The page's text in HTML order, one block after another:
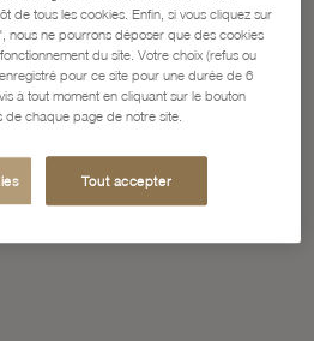
de tous les cookies. Enfin, si vous cliquez sur
nous ne pourrons déposer que des cookies
du site. Votre choix (refus ou
pour ce site pour une durée de 6
à tout moment en cliquant sur le bouton
de chaque page de notre site.
Tout accepter